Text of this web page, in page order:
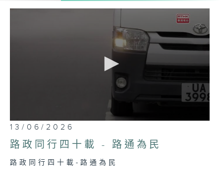
設、保養、維修和美化，同樣有賴路政署團隊
默默耕耘，令城市更宜居、更安全，出行更方
便。每一盞燈、每一次維修、每一轉巡查，背
後都是為市民服務的堅持，成就生活每一步。
0
seconds
of
23
7
13/06/2026
路政同行四十載 - 路通為民
路政同行四十載-路通為民